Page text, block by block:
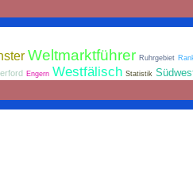
Weltmarktführer Ruhrgebiet
Engern Westfälisch Statistik